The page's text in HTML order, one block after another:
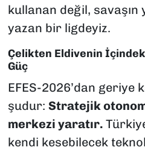
kullanan değil, savaşın
yazan bir ligdeyiz.
Çelikten Eldivenin
Güç
EFES-2026’dan geriye
şudur: Stratejik
merkezi yaratır.
kendi kesebilecek